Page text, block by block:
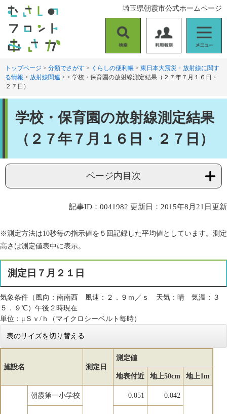
す
。
し
て
索
用
者
別
ニ
ュ
ー
埼玉県朝霞市公式ホームページ
トップページ > 分類でさがす > くらしの便利帳 > 東日本大震災・放射線に関す
る情報 > 放射線関連 > > 学校・保育園の放射線測定結果（２７年７月１６日・
２７日）
学校・保育園の放射線測定結果
（２７年７月１６日・２７日）
ページ内目次
記事ID：0041982 更新日：2015年8月21日更新
※測定方法は10秒毎の指示値を５回記録した平均値としています。測定
高さは測定値表中に表示。
測定日７月２１日
気象条件（風向：南南西 風速：２．９ｍ／ｓ 天気：晴 気温：３
５．９℃）午後２時現在
単位：μＳｖ/ｈ（マイクロシーベルト毎時）
表のサイズを切り替える
施設名 測定日
測定値
地表付近 地上50cm 地上1m
朝霞第一小学校 0.051 0.042